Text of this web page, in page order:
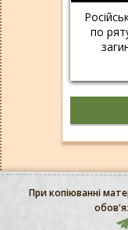
по
При копіюванні